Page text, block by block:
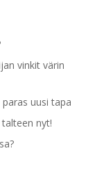
vinkit värin
uusi tapa
nyt!